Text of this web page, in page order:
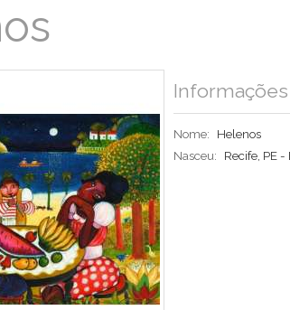
Informações
Nome:
Helenos
Nasceu:
Recife, PE -